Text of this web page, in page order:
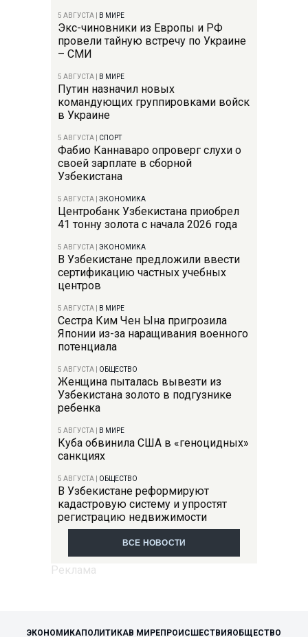
5 АВГУСТА В МИРЕ
Экс-чиновники из Европы и РФ
провели тайную встречу по Украине
– СМИ
5 АВГУСТА В МИРЕ
Путин назначил новых
командующих группировками войск
в Украине
5 АВГУСТА СПОРТ
Фабио Каннаваро опроверг слухи о
своей зарплате в сборной
Узбекистана
5 АВГУСТА ЭКОНОМИКА
Центробанк Узбекистана приобрел
41 тонну золота с начала 2026 года
5 АВГУСТА ЭКОНОМИКА
В Узбекистане предложили ввести
сертификацию частных учебных
центров
5 АВГУСТА В МИРЕ
Сестра Ким Чен Ына пригрозила
Японии из-за наращивания военного
потенциала
5 АВГУСТА ОБЩЕСТВО
Женщина пыталась вывезти из
Узбекистана золото в подгузнике
ребенка
5 АВГУСТА В МИРЕ
Куба обвинила США в «геноцидных»
санкциях
5 АВГУСТА ОБЩЕСТВО
В Узбекистане реформируют
кадастровую систему и упростят
регистрацию недвижимости
ВСЕ НОВОСТИ
ЭКОНОМИКАПОЛИТИКАВ МИРЕПРОИСШЕСТВИЯОБЩЕСТВО